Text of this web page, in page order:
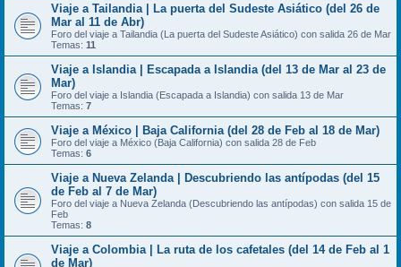
Viaje a Tailandia | La puerta del Sudeste Asiático (del 26 de
Mar al 11 de Abr)
Foro del viaje a Tailandia (La puerta del Sudeste Asiático) con salida 26 de Mar
Temas: 11
Viaje a Islandia | Escapada a Islandia (del 13 de Mar al 23 de
Mar)
Foro del viaje a Islandia (Escapada a Islandia) con salida 13 de Mar
Temas: 7
Viaje a México | Baja California (del 28 de Feb al 18 de Mar)
Foro del viaje a México (Baja California) con salida 28 de Feb
Temas: 6
Viaje a Nueva Zelanda | Descubriendo las antípodas (del 15
de Feb al 7 de Mar)
Foro del viaje a Nueva Zelanda (Descubriendo las antípodas) con salida 15 de
Feb
Temas: 8
Viaje a Colombia | La ruta de los cafetales (del 14 de Feb al 1
de Mar)